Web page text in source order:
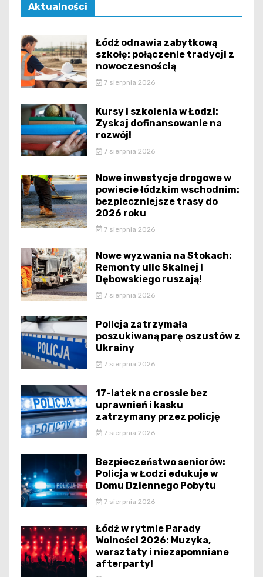
Aktualności
Łódź odnawia zabytkową
szkołę: połączenie tradycji z
nowoczesnością
7 sierpnia 2026
Kursy i szkolenia w Łodzi:
Zyskaj dofinansowanie na
rozwój!
7 sierpnia 2026
Nowe inwestycje drogowe w
powiecie łódzkim wschodnim:
bezpieczniejsze trasy do
2026 roku
7 sierpnia 2026
Nowe wyzwania na Stokach:
Remonty ulic Skalnej i
Dębowskiego ruszają!
7 sierpnia 2026
Policja zatrzymała
poszukiwaną parę oszustów z
Ukrainy
7 sierpnia 2026
17-latek na crossie bez
uprawnień i kasku
zatrzymany przez policję
7 sierpnia 2026
Bezpieczeństwo seniorów:
Policja w Łodzi edukuje w
Domu Dziennego Pobytu
7 sierpnia 2026
Łódź w rytmie Parady
Wolności 2026: Muzyka,
warsztaty i niezapomniane
afterparty!